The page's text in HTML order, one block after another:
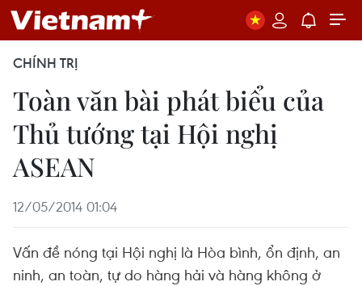
CHÍNH TRỊ
Toàn văn bài phát biểu của
Thủ tướng tại Hội nghị
ASEAN
12/05/2014 01:04
Vấn đề nóng tại Hội nghị là Hòa bình, ổn định, an
ninh, an toàn, tự do hàng hải và hàng không ở